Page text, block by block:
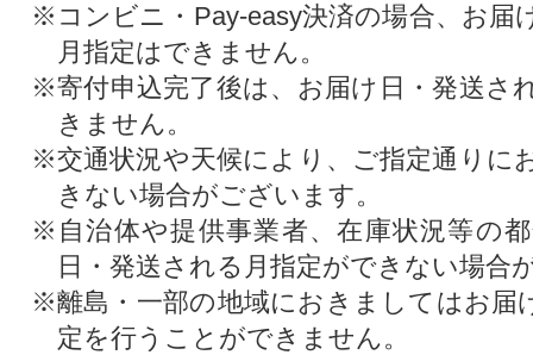
※コンビニ・Pay-easy決済の場合、お届
月指定はできません。
※寄付申込完了後は、お届け日・発送さ
きません。
※交通状況や天候により、ご指定通りに
きない場合がございます。
※自治体や提供事業者、在庫状況等の
日・発送される月指定ができない場合
※離島・一部の地域におきましてはお届
定を行うことができません。